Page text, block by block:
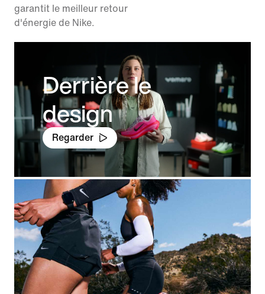
garantit le meilleur retour
d'énergie de Nike.
Derrière le
design
Regarder